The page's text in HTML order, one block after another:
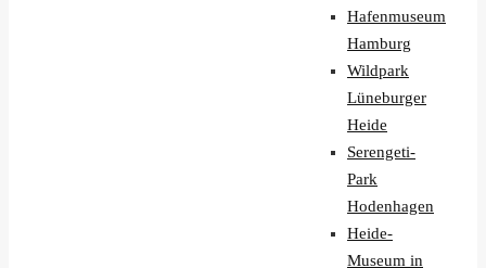
Hafenmuseum
Hamburg
Wildpark
Lüneburger
Heide
Serengeti-
Park
Hodenhagen
Heide-
Museum in